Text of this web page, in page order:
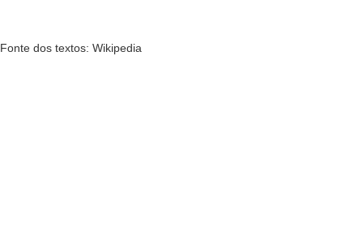
Fonte dos textos: Wikipedia